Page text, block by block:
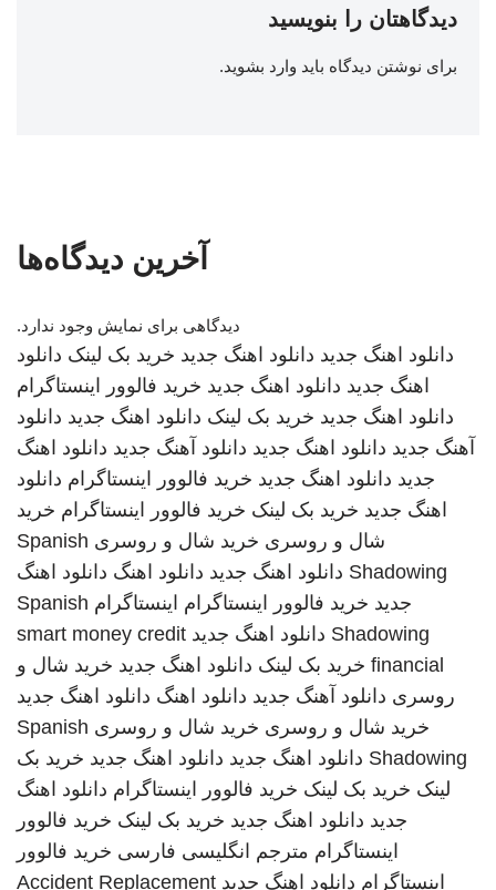
دیدگاهتان را بنویسید
برای نوشتن دیدگاه باید وارد بشوید.
آخرین دیدگاه‌ها
دیدگاهی برای نمایش وجود ندارد.
دانلود اهنگ جدید دانلود اهنگ جدید خرید بک لینک دانلود
اهنگ جدید دانلود اهنگ جدید خرید فالوور اینستاگرام
دانلود اهنگ جدید خرید بک لینک دانلود اهنگ جدید دانلود
آهنگ جدید دانلود اهنگ جدید دانلود آهنگ جدید دانلود اهنگ
جدید دانلود اهنگ جدید خرید فالوور اینستاگرام دانلود
اهنگ جدید خرید بک لینک خرید فالوور اینستاگرام خرید
شال و روسری خرید شال و روسری Spanish
Shadowing دانلود اهنگ جدید دانلود اهنگ دانلود اهنگ
جدید خرید فالوور اینستاگرام اینستاگرام Spanish
Shadowing دانلود اهنگ جدید smart money credit
financial خرید بک لینک دانلود اهنگ جدید خرید شال و
روسری دانلود آهنگ جدید دانلود اهنگ دانلود اهنگ جدید
خرید شال و روسری خرید شال و روسری Spanish
Shadowing دانلود اهنگ جدید دانلود اهنگ جدید خرید بک
لینک خرید بک لینک خرید فالوور اینستاگرام دانلود اهنگ
جدید دانلود اهنگ جدید خرید بک لینک خرید فالوور
اینستاگرام مترجم انگلیسی فارسی خرید فالوور
اینستاگرام دانلود اهنگ جدید Accident Replacement